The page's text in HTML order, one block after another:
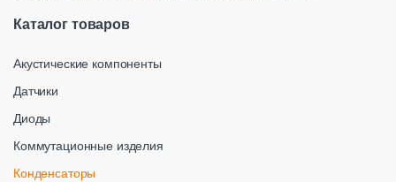
Каталог товаров
Акустические компоненты
Датчики
Диоды
Коммутационные изделия
Конденсаторы